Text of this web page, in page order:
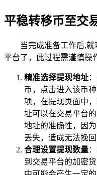
平稳转移币至交
当完成准备工作后,
平台了，此过程需谨慎操
精准选择提现地址
币，点击进入该币
项，在提现页面中
址可以在交易平台
地址的准确性，因
丢失，造成无法挽回
合理设置提现数量
到交易平台的加密